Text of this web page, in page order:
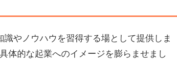
やノウハウを習得する場として提供しま
体的な起業へのイメージを膨らませまし